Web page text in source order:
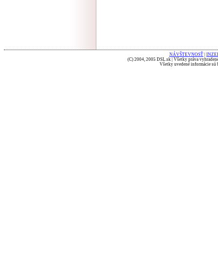
NÁVŠTEVNOSŤ
(C) 2004, 2005 DSL.sk | Všetky práva
Všetky uvedené informácie sú